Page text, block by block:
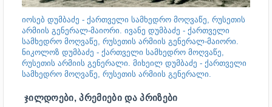
იოსებ დუმბაძე - ქართველი სამხედრო მოღვაწე, რუსეთის
არმიის გენერალ-მაიორი. ივანე დუმბაძე - ქართველი
სამხედრო მოღვაწე, რუსეთის არმიის გენერალ-მაიორი.
ნიკოლოზ დუმბაძე - ქართველი სამხედრო მოღვაწე,
რუსეთის არმიის გენერალი. მიხეილ დუმბაძე - ქართველი
სამხედრო მოღვაწე, რუსეთის არმიის გენერალი.
ᲯᲘᲚᲓᲝᲔᲑᲘ, ᲞᲠᲔᲛᲘᲔᲑᲘ ᲓᲐ ᲞᲠᲘᲖᲔᲑᲘ